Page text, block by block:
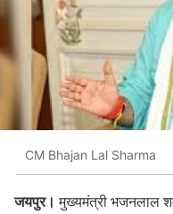
CM Bhajan Lal Sharma
जयपुर। मुख्यमंत्री भजनलाल